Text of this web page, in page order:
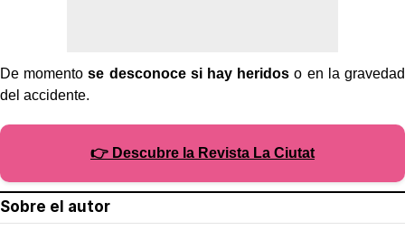
De momentose desconoce si hay heridos o en la gravedad
del accidente.
👉 Descubre la Revista La Ciutat
Sobre el autor